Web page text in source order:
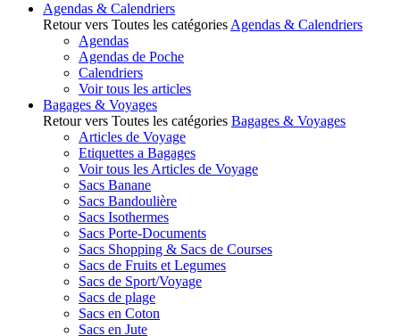
Agendas & Calendriers
Retour vers Toutes les catégories Agendas & Calendriers
Agendas
Agendas de Poche
Calendriers
Voir tous les articles
Bagages & Voyages
Retour vers Toutes les catégories Bagages & Voyages
Articles de Voyage
Etiquettes a Bagages
Voir tous les Articles de Voyage
Sacs Banane
Sacs Bandoulière
Sacs Isothermes
Sacs Porte-Documents
Sacs Shopping & Sacs de Courses
Sacs de Fruits et Legumes
Sacs de Sport/Voyage
Sacs de plage
Sacs en Coton
Sacs en Jute